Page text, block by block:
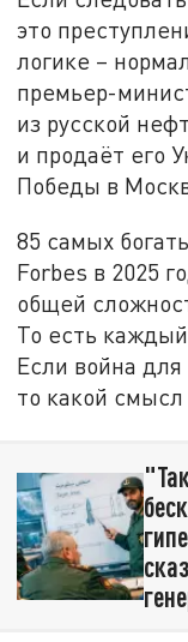
это
логике –
премьер-
из русской
и продаёт его
Победы в
85 самых
Forbes в 2025
общей
То есть
Если война для
то какой